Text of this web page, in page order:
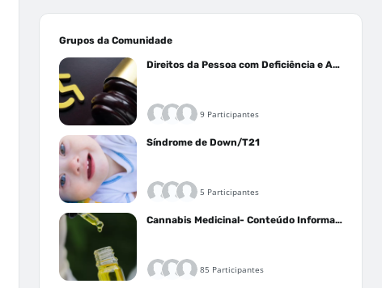
Grupos da Comunidade
Direitos da Pessoa com Deficiência e Autistas
9 Participantes
Síndrome de Down/T21
5 Participantes
Cannabis Medicinal- Conteúdo Informativo
85 Participantes